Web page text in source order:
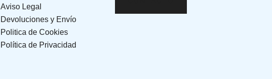
Aviso Legal
Devoluciones y Envío
Politica de Cookies
Política de Privacidad